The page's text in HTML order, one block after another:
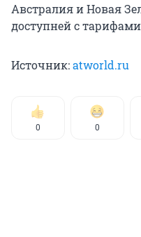
Австралия и Новая
доступней с
Источник:atworld.ru
0 0